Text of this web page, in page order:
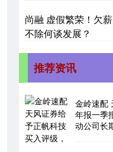
尚融 虚假繁荣！欠
不除何谈发展？
推荐资讯
金岭速配
年报一季
动公司长